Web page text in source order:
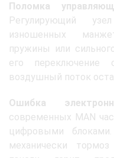
Поломка
Регулирующий
изношенных
пружины или
его переключение
воздушный поток
Ошибка
современных MAN
цифровыми
механически